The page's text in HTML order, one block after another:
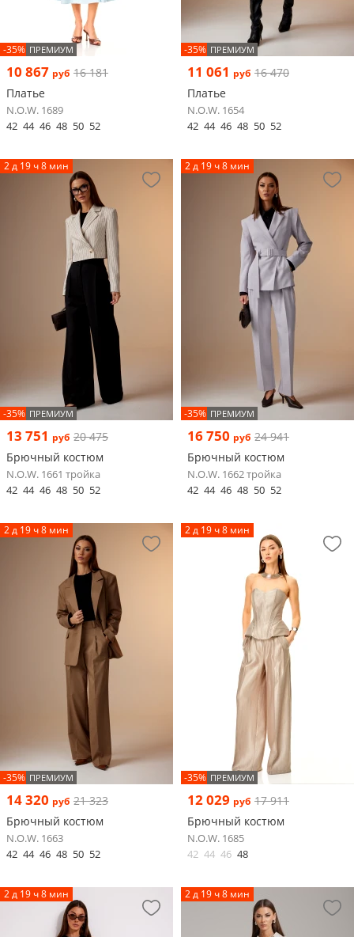
-35% ПРЕМИУМ
10 867 руб 16 181
Платье
N.O.W. 1689
42 44 46 48 50 52
-35% ПРЕМИУМ
11 061 руб 16 470
Платье
N.O.W. 1654
42 44 46 48 50 52
2 д 19 ч 8 мин
-35% ПРЕМИУМ
13 751 руб 20 475
Брючный костюм
N.O.W. 1661 тройка
42 44 46 48 50 52
2 д 19 ч 8 мин
-35% ПРЕМИУМ
16 750 руб 24 941
Брючный костюм
N.O.W. 1662 тройка
42 44 46 48 50 52
2 д 19 ч 8 мин
-35% ПРЕМИУМ
14 320 руб 21 323
Брючный костюм
N.O.W. 1663
42 44 46 48 50 52
2 д 19 ч 8 мин
-35% ПРЕМИУМ
12 029 руб 17 911
Брючный костюм
N.O.W. 1685
42 44 46 48
2 д 19 ч 8 мин 2 д 19 ч 8 мин